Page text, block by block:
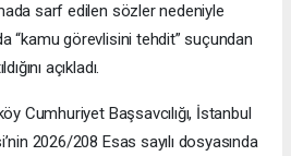
sarf edilen sözler nedeniyle
“kamu görevlisini tehdit” suçundan
açıkladı.
Cumhuriyet Başsavcılığı, İstanbul
2026/208 Esas sayılı dosyasında